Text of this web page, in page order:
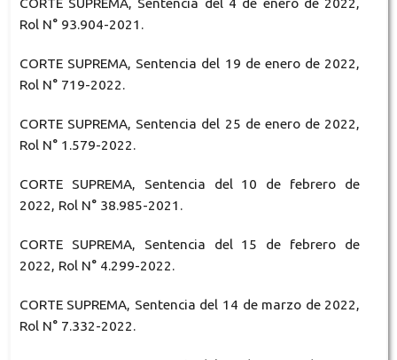
Rol N° 93.904-2021.
CORTE SUPREMA, Sentencia del 19 de enero de 2022,
Rol N° 719-2022.
CORTE SUPREMA, Sentencia del 25 de enero de 2022,
Rol N° 1.579-2022.
CORTE SUPREMA, Sentencia del 10 de febrero de
2022, Rol N° 38.985-2021.
CORTE SUPREMA, Sentencia del 15 de febrero de
2022, Rol N° 4.299-2022.
CORTE SUPREMA, Sentencia del 14 de marzo de 2022,
Rol N° 7.332-2022.